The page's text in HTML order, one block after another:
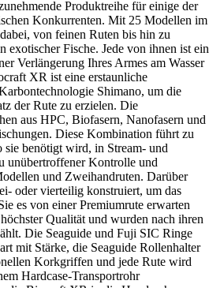
Produktreihe für einige der
Konkurrenten. Mit 25 Modellen im
von feinen Ruten bis hin zu
exotischer Fische. Jede von ihnen ist ein
Verlängerung Ihres Armes am Wasser
XR ist eine erstaunliche
Shimano, um die
der Rute zu erzielen. Die
aus HPC, Biofasern, Nanofasern und
Diese Kombination führt zu
benötigt wird, in Stream- und
unübertroffener Kontrolle und
und Zweihandruten. Darüber
oder vierteilig konstruiert, um das
es von einer Premiumrute erwarten
Qualität und wurden nach ihren
Die Seaguide und Fuji SIC Ringe
mit Stärke, die Seaguide Rollenhalter
Korkgriffen und jede Rute wird
Hardcase-Transportrohr